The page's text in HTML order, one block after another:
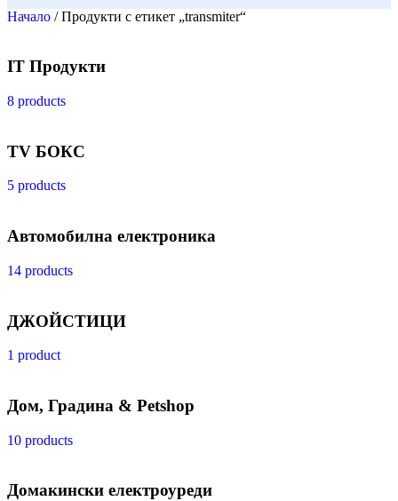
Начало / Продукти с етикет „transmiter“
IT Продукти
8 products
TV БОКС
5 products
Автомобилна електроника
14 products
ДЖОЙСТИЦИ
1 product
Дом, Градина & Petshop
10 products
Домакински електроуреди